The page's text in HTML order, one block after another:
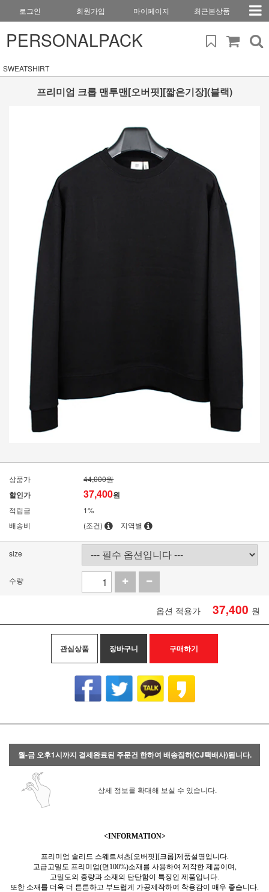
로그인 회원가입 마이페이지 최근본상품
PERSONALPACK
SWEATSHIRT
프리미엄 크롭 맨투맨[오버핏][짧은기장](블랙)
상품가 44,000원
할인가 37,400원
적립금
1%
배송비
(조건) 지역별
size
수량
옵션 적용가 37,400 원
관심상품 장바구니 구매하기
월-금 오후1시까지 결제완료된 주문건 한하여 배송집하(CJ택배사)됩니다.
상세 정보를 확대해 보실 수 있습니다.
<INFORMATION>
프리미엄 솔리드 스웨트셔츠[오버핏][크롭]제품설명입니다.
고급고밀도 프리미엄(면100%)소재를 사용하여 제작한 제품이며,
고밀도의 중량과 소재의 탄탄함이 특징인 제품입니다.
또한 소재를 더욱 더 튼튼하고 부드럽게 가공제작하여 착용감이 매우 좋습니다.